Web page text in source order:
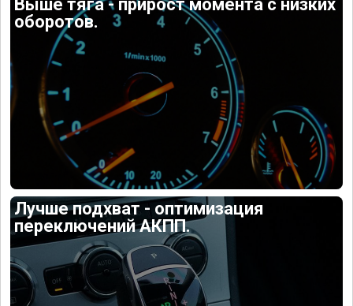
Выше тяга - прирост момента с низких
оборотов.
Лучше подхват - оптимизация
переключений АКПП.